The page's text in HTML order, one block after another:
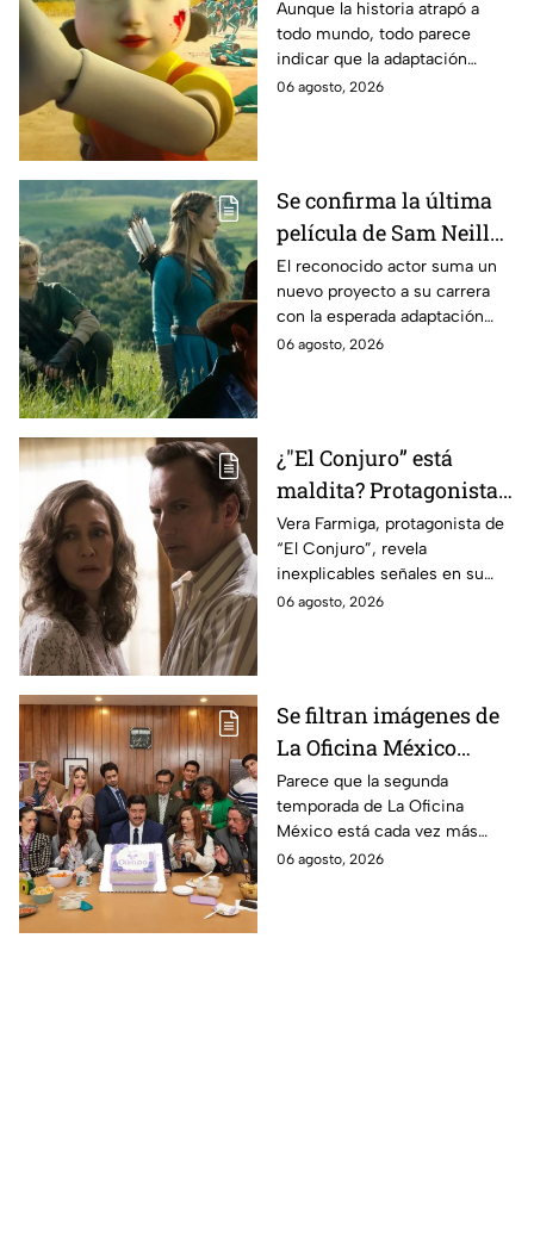
Estados Unidos? Esto
es lo que se sabe al
momento
Aunque la historia atrapó a
todo mundo, todo parece
indicar que la adaptación
podría ser cancelada:
06 agosto, 2026
Se confirma la última
película de Sam Neill
antes de morir: esto es
lo que se sabe hasta
ahora
El reconocido actor suma un
nuevo proyecto a su carrera
con la esperada adaptación
cinematográfica del popular
06 agosto, 2026
¿"El Conjuro” está
maldita? Protagonista
revela INQUIETANTES
señales en su cuerpo
durante la grabación de
la película
Vera Farmiga, protagonista de
“El Conjuro”, revela
inexplicables señales en su
cuerpo durante el rodaje de la
06 agosto, 2026
Se filtran imágenes de
La Oficina México
temporada 2 y un
detalle desata teorías
entre los fans
Parece que la segunda
temporada de La Oficina
México está cada vez más
cerca, pues el elenco ya se
06 agosto, 2026